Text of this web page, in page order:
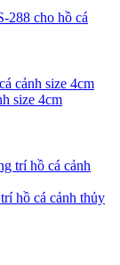
288 cho hồ cá
size 4cm
hồ cá cảnh thủy